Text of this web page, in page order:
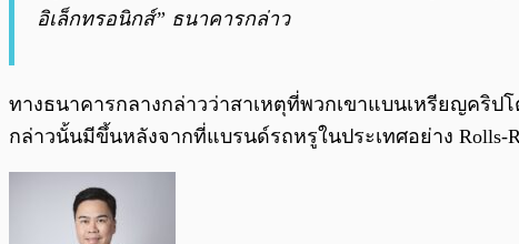
อิเล็กทรอนิกส์” ธนาคารกล่าว
ทางธนาคารกลางกล่าวว่าสาเหตุที่พวกเขาแบนเหรียญคริ
กล่าวนั้นมีขึ้นหลังจากที่แบรนด์รถหรูในประเทศอย่าง Rolls-